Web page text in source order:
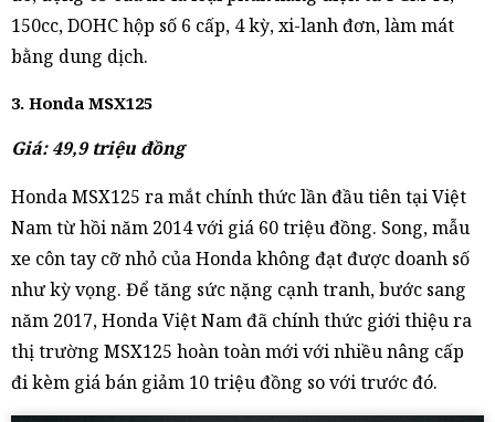
150cc, DOHC hộp số 6 cấp, 4 kỳ, xi-lanh đơn, làm mát
bằng dung dịch.
3. Honda MSX125
Giá: 49,9 triệu đồng
Honda MSX125 ra mắt chính thức lần đầu tiên tại Việt
Nam từ hồi năm 2014 với giá 60 triệu đồng. Song, mẫu
xe côn tay cỡ nhỏ của Honda không đạt được doanh số
như kỳ vọng. Để tăng sức nặng cạnh tranh, bước sang
năm 2017, Honda Việt Nam đã chính thức giới thiệu ra
thị trường MSX125 hoàn toàn mới với nhiều nâng cấp
đi kèm giá bán giảm 10 triệu đồng so với trước đó.